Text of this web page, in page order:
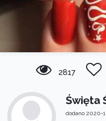
2817
Święta
dodano 2020-